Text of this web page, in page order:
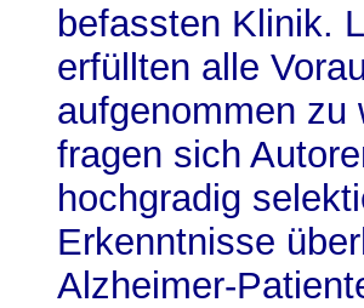
befassten Klinik.
erfüllten alle
aufgenommen zu
fragen sich
hochgradig
Erkenntnisse
Alzheimer-